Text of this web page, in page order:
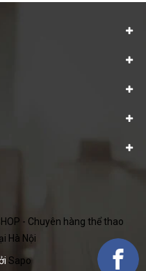
- Chuyên hàng thể thao
Hà Nội
Sapo